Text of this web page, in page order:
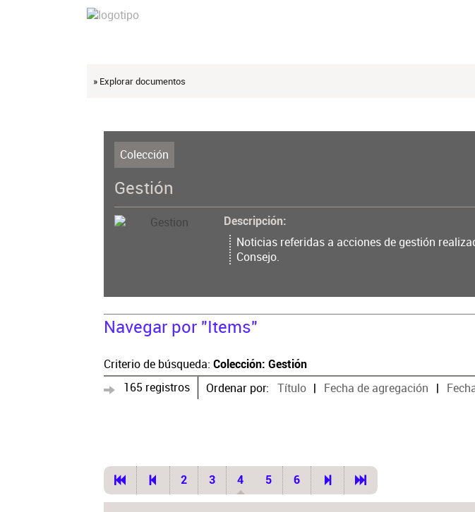
» Explorar documentos
Colección
Gestión
Descripción
Noticias referidas a acciones de gestión
Consejo.
Navegar por "Items"
Criterio de búsqueda: Colección: Gestión
165 registros Ordenar por: Título Fecha de agregación
2 3 4 5 6